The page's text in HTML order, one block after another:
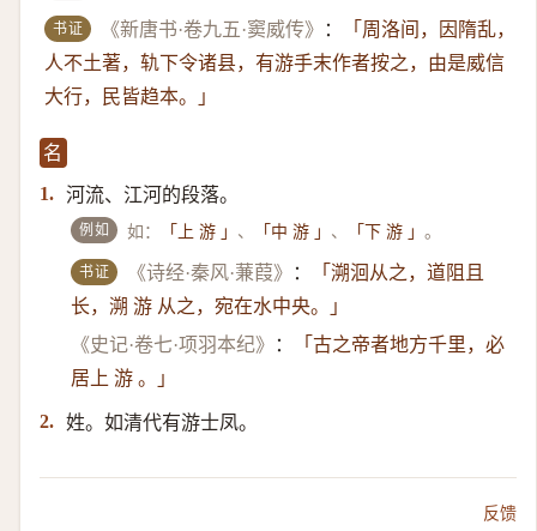
书证 《新唐书·卷九五·窦威传》 ：
「周洛间，因隋乱，
人不土著，轨下令诸县，有游手末作者按之，由是威信
大行，民皆趋本。」
名
1. 河流、江河的段落。
例如 如： 「上 游 」 、 「中 游 」 、 「下 游 」。
书证 《诗经·秦风·蒹葭》 ：
「溯洄从之，道阻且
长，溯 游 从之，宛在水中央。」
《史记·卷七·项羽本纪》
：
「古之帝者地方千里，必
居上 游 。」
2. 姓。如清代有游士凤。
反馈